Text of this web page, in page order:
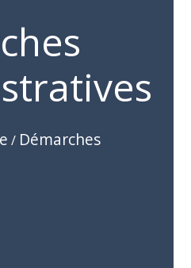
/ Démarches